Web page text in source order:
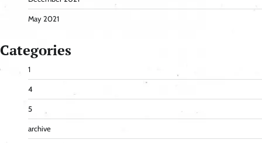
May 2021
Categories
1
4
5
archive